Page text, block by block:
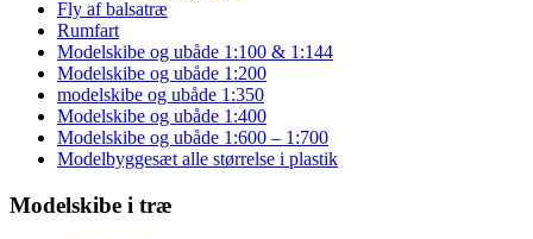
Fly af balsatræ
Rumfart
Modelskibe og ubåde 1:100 & 1:144
Modelskibe og ubåde 1:200
modelskibe og ubåde 1:350
Modelskibe og ubåde 1:400
Modelskibe og ubåde 1:600 – 1:700
Modelbyggesæt alle størrelse i plastik
Modelskibe i træ